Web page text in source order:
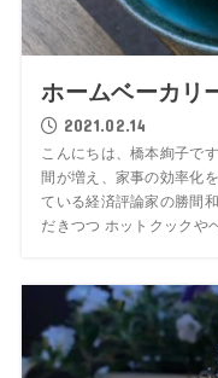
ホームベーカリ
2021.02.14
こんにちは、橋本絢子で
間が増え、家事の効率化
ている経済評論家の勝間
だきつつ ホットクックや